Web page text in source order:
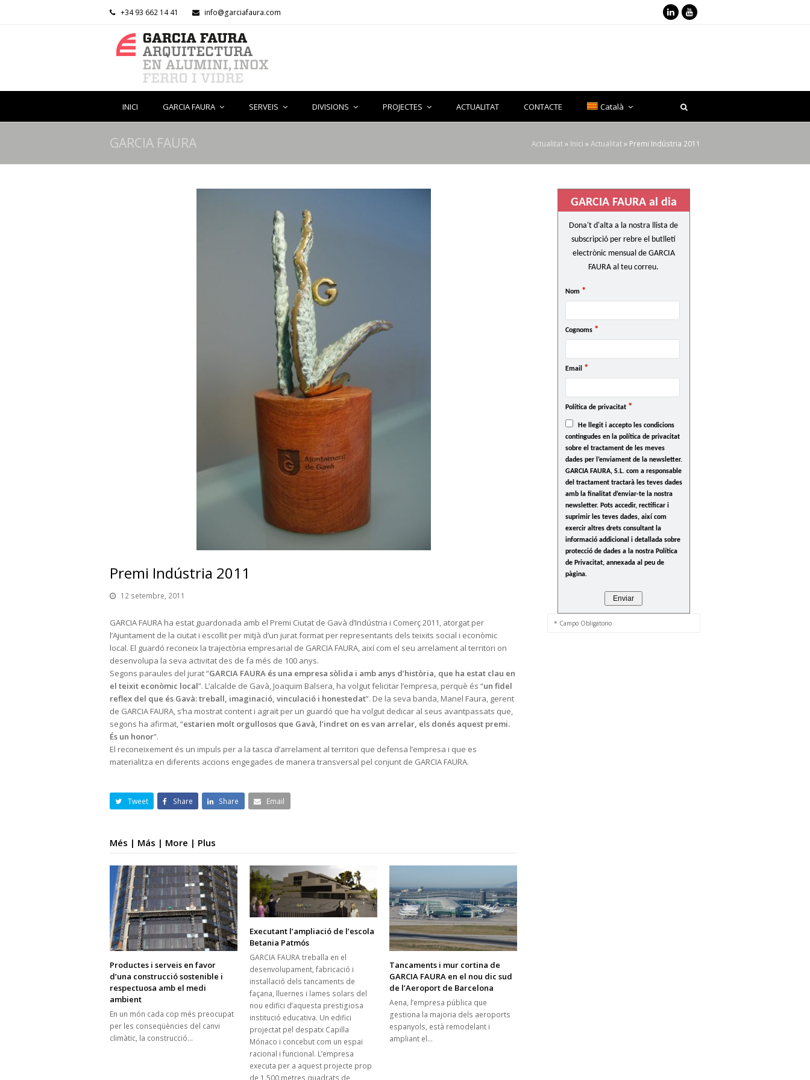
+34 93 662 14 41 info@garciafaura.com LinkedInYoutube
INICI GARCIA FAURA SERVEIS DIVISIONS PROJECTES ACTUALITAT CONTACTE Català
GARCIA FAURA Actualitat» Inici »Actualitat» Premi Indústria 2011
Premi Indústria 2011
12 setembre, 2011
GARCIA FAURA ha estat guardonada amb el Premi Ciutat de Gavà d’Indústria i Comerç 2011, atorgat per
l’Ajuntament de la ciutat i escollit per mitjà d’un jurat format per representants dels teixits social i econòmic
local. El guardó reconeix la trajectòria empresarial de GARCIA FAURA, així com el seu arrelament al territori on
desenvolupa la seva activitat des de fa més de 100 anys.
Segons paraules del jurat “GARCIA FAURA és una empresa sòlida i amb anys d’història, que ha estat clau en
el teixit econòmic local”. L’alcalde de Gavà, Joaquim Balsera, ha volgut felicitar l’empresa, perquè és “un fidel
reflex del que és Gavà: treball, imaginació, vinculació i honestedat”. De la seva banda, Manel Faura, gerent
de GARCIA FAURA, s’ha mostrat content i agraït per un guardó que ha volgut dedicar al seus avantpassats que,
segons ha afirmat, “estarien molt orgullosos que Gavà, l’indret on es van arrelar, els donés aquest premi.
És un honor”.
El reconeixement és un impuls per a la tasca d’arrelament al territori que defensa l’empresa i que es
materialitza en diferents accions engegades de manera transversal pel conjunt de GARCIA FAURA.
Tweet Share Share Email
Més | Más | More | Plus
Productes i serveis en favor
d’una construcció sostenible i
respectuosa amb el medi
ambient
En un món cada cop més preocupat
per les conseqüències del canvi
climàtic, la construcció…
Executant l’ampliació de l’escola
Betania Patmós
GARCIA FAURA treballa en el
desenvolupament, fabricació i
instal·lació dels tancaments de
façana, lluernes i lames solars del
nou edifici d’aquesta prestigiosa
institució educativa. Un edifici
projectat pel despatx Capilla
Mónaco i concebut com un espai
racional i funcional. L’empresa
executa per a aquest projecte prop
de 1.500 metres quadrats de
Tancaments i mur cortina de
GARCIA FAURA en el nou dic sud
de l’Aeroport de Barcelona
Aena, l’empresa pública que
gestiona la majoria dels aeroports
espanyols, està remodelant i
ampliant el…
GARCIA FAURA al dia
Dona't d'alta a la nostra llista de
subscripció per rebre el butlletí
electrònic mensual de GARCIA
FAURA al teu correu.
Nom *
Cognoms *
Email *
Política de privacitat *
He llegit i accepto les condicions
contingudes en la política de privacitat
sobre el tractament de les meves
dades per l’enviament de la newsletter.
GARCIA FAURA, S.L. com a responsable
del tractament tractarà les teves dades
amb la finalitat d’enviar-te la nostra
newsletter. Pots accedir, rectificar i
suprimir les teves dades, així com
exercir altres drets consultant la
informació addicional i detallada sobre
protecció de dades a la nostra Política
de Privacitat, annexada al peu de
pàgina.
* Campo Obligatorio